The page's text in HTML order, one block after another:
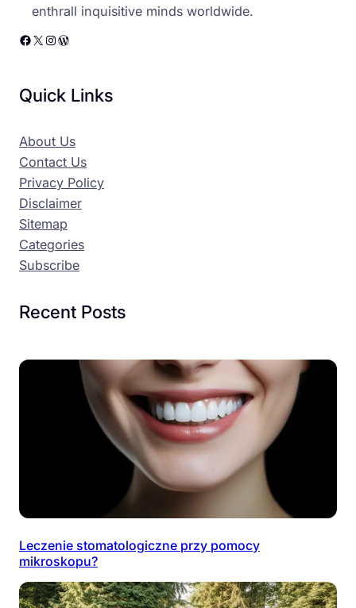
enthrall inquisitive minds worldwide.
Facebook X Instagram WordPress
Quick Links
About Us
Contact Us
Privacy Policy
Disclaimer
Sitemap
Categories
Subscribe
Recent Posts
Leczenie stomatologiczne przy pomocy
mikroskopu?